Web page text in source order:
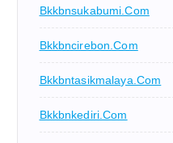
Bkkbnsukabumi.com
Bkkbncirebon.com
Bkkbntasikmalaya.com
Bkkbnkediri.com